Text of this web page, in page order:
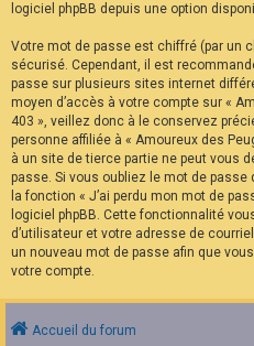
logiciel phpBB depuis une option
Votre mot de passe est chiffré (par un
sécurisé. Cependant, il est
passe sur plusieurs sites internet
moyen d’accès à votre compte sur «
403 », veillez donc à le conservez
personne affiliée à « Amoureux des
à un site de tierce partie ne peut vous
passe. Si vous oubliez le mot de
la fonction « J’ai perdu mon mot de
logiciel phpBB. Cette fonctionnalité
d’utilisateur et votre adresse de
un nouveau mot de passe afin que
votre compte.
Accueil du forum